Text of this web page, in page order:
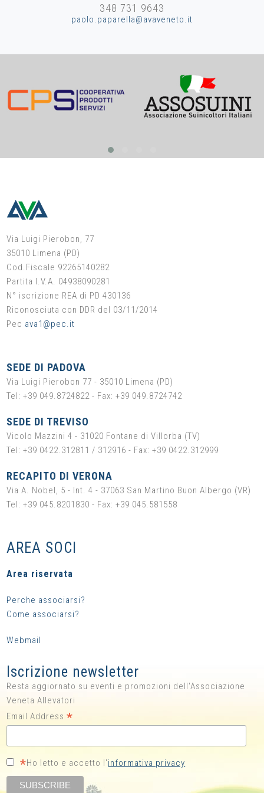
occupa di gestione economica dell’allevamento fornendo
consulenze su: costo di produzione del latte, costi di
produzione dei foraggi, riclassificazione di bilanci
348 731 9643
paolo.paparella@avaveneto.it
Via Luigi Pierobon, 77
35010 Limena (PD)
Cod.Fiscale 92265140282
Partita I.V.A. 04938090281
N° iscrizione REA di PD 430136
Riconosciuta con DDR del 03/11/2014
Pec ava1@pec.it
SEDE DI PADOVA
Via Luigi Pierobon 77 - 35010 Limena (PD)
Tel: +39 049.8724822 - Fax: +39 049.8724742
SEDE DI TREVISO
Vicolo Mazzini 4 - 31020 Fontane di Villorba (TV)
Tel: +39 0422.312811 / 312916 - Fax: +39 0422.312999
RECAPITO DI VERONA
Via A. Nobel, 5 - Int. 4 - 37063 San Martino Buon Albergo (VR)
Tel: +39 045.8201830 - Fax: +39 045.581558
AREA SOCI
Area riservata
Perche associarsi?
Come associarsi?
Webmail
Iscrizione newsletter
Resta aggiornato su eventi e promozioni dell'Associazione
Veneta Allevatori
Email Address*
*Ho letto e accetto l'informativa privacy